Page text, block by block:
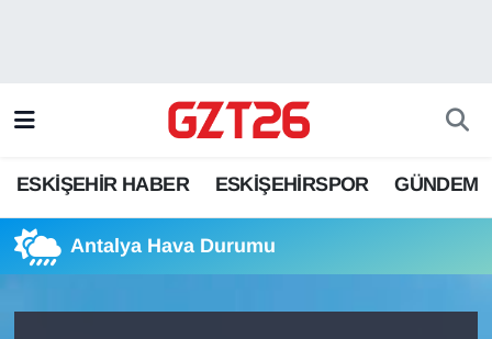
ESKİŞEHİR HABER ESKİŞEHİRSPOR GÜNDEM
Antalya Hava Durumu
ESKİŞEHİRSPOR
GÜNDEM
SPOR
Odunpazarı Trafik Yoğunluk Haritası
Süper Lig Puan Durumu ve Fikstür
Tüm Manşetler
Son Dakika Haberleri